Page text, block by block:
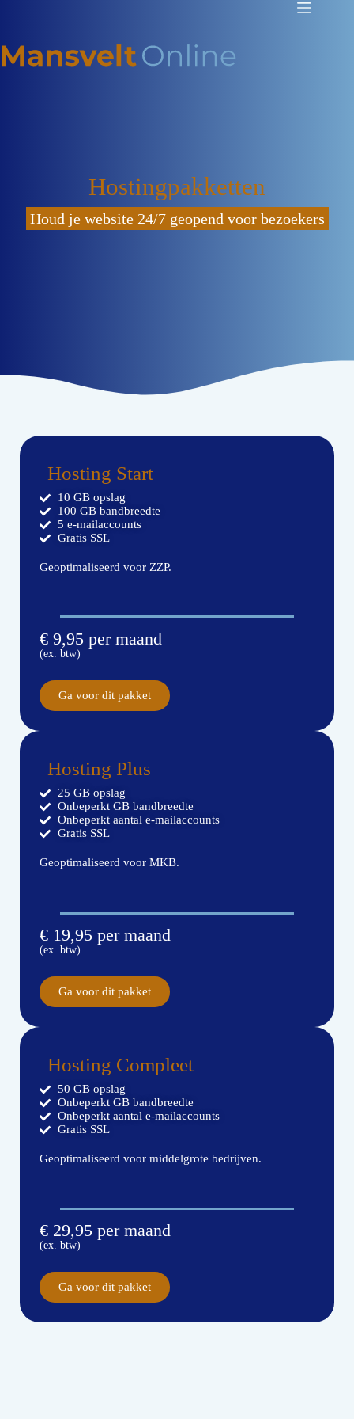
Hostingpakketten
Houd je website 24/7 geopend voor bezoekers
Hosting Start
10 GB opslag
100 GB bandbreedte
5 e-mailaccounts
Gratis SSL
Geoptimaliseerd voor ZZP.
€ 9,95 per maand
(ex. btw)
Ga voor dit pakket
Hosting Plus
25 GB opslag
Onbeperkt GB bandbreedte
Onbeperkt aantal e-mailaccounts
Gratis SSL
Geoptimaliseerd voor MKB.
€ 19,95 per maand
(ex. btw)
Ga voor dit pakket
Hosting Compleet
50 GB opslag
Onbeperkt GB bandbreedte
Onbeperkt aantal e-mailaccounts
Gratis SSL
Geoptimaliseerd voor middelgrote bedrijven.
€ 29,95 per maand
(ex. btw)
Ga voor dit pakket